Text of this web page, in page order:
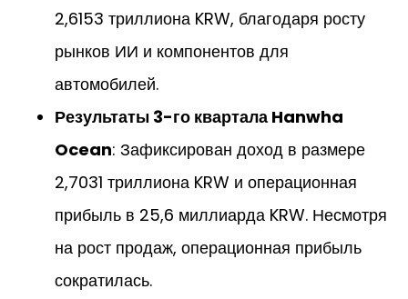
2,6153 триллиона KRW, благодаря росту
рынков ИИ и компонентов для
автомобилей.
Результаты 3-го квартала Hanwha
Ocean: Зафиксирован доход в размере
2,7031 триллиона KRW и операционная
прибыль в 25,6 миллиарда KRW. Несмотря
на рост продаж, операционная прибыль
сократилась.